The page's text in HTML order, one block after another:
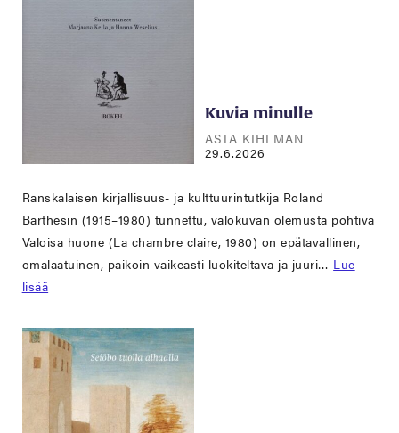
Kuvia minulle
ASTA KIHLMAN
29.6.2026
Ranskalaisen kirjallisuus- ja kulttuurintutkija Roland
Barthesin (1915–1980) tunnettu, valokuvan olemusta pohtiva
Valoisa huone (La chambre claire, 1980) on epätavallinen,
omalaatuinen, paikoin vaikeasti luokiteltava ja juuri… Lue
lisää